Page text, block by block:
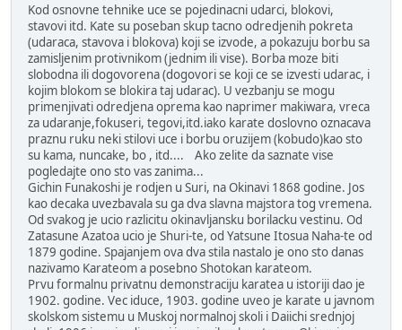
Kod osnovne tehnike uce se pojedinacni udarci, blokovi,
stavovi itd. Kate su poseban skup tacno odredjenih pokreta
(udaraca, stavova i blokova) koji se izvode, a pokazuju borbu sa
zamisljenim protivnikom (jednim ili vise). Borba moze biti
slobodna ili dogovorena (dogovori se koji ce se izvesti udarac, i
kojim blokom se blokira taj udarac). U vezbanju se mogu
primenjivati odredjena oprema kao naprimer makiwara, vreca
za udaranje,fokuseri, tegovi,itd.iako karate doslovno oznacava
praznu ruku neki stilovi uce i borbu oruzijem (kobudo)kao sto
su kama, nuncake, bo , itd.... Ako zelite da saznate vise
pogledajte ono sto vas zanima...
Gichin Funakoshi je rodjen u Suri, na Okinavi 1868 godine. Jos
kao decaka uvezbavala su ga dva slavna majstora tog vremena.
Od svakog je ucio razlicitu okinavljansku borilacku vestinu. Od
Zatasune Azatoa ucio je Shuri-te, od Yatsune Itosua Naha-te od
1879 godine. Spajanjem ova dva stila nastalo je ono sto danas
nazivamo Karateom a posebno Shotokan karateom.
Prvu formalnu privatnu demonstraciju karatea u istoriji dao je
1902. godine. Vec iduce, 1903. godine uveo je karate u javnom
skolskom sistemu u Muskoj normalnoj skoli i Daiichi srednjoj